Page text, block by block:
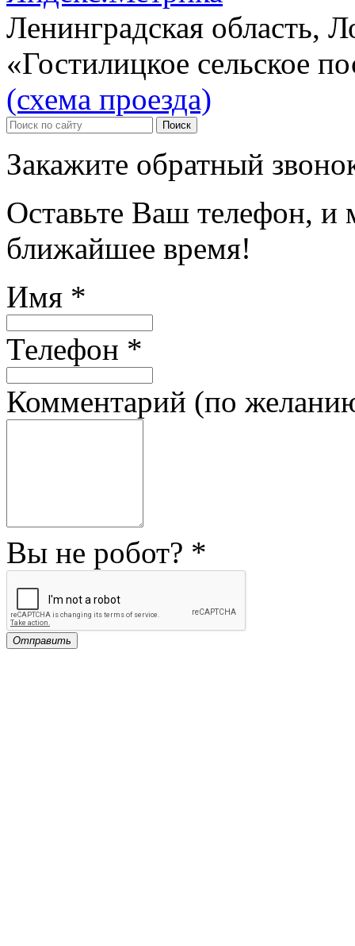
Ленинградская
«Гостилицкое сельское
(схема проезда)
Закажите обратный
Оставьте Ваш телефон,
ближайшее время!
Имя *
Телефон *
Комментарий (по
Вы не робот? *
Отправить